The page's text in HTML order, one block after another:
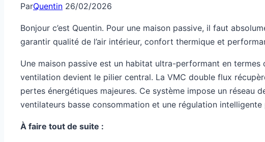
ParQuentin 26/02/2026
Bonjour c’est Quentin. Pour une maison passive, il faut
garantir qualité de l’air intérieur, confort thermique et
Une maison passive est un habitat ultra-performant en termes
ventilation devient le pilier central. La VMC double flux
pertes énergétiques majeures. Ce système impose un réseau
ventilateurs basse consommation et une régulation
À faire tout de suite :